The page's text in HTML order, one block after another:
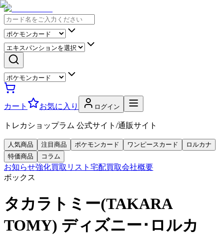
カート お気に入り ログイン
トレカショップラム 公式サイト/通販サイト
人気商品 注目商品 ポケモンカード ワンピースカード
ロルカナ
特価商品
コラム
お知らせ強化買取リスト 宅配買取会社概要
ボックス
タカラトミー(TAKARA
TOMY) ディズニー･ロルカ